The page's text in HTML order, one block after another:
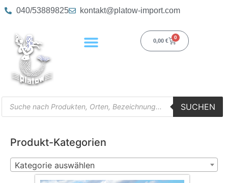
040/53889825 kontakt@platow-import.com
0,00 €
0
SUCHEN
Produkt-Kategorien
Kategorie auswählen